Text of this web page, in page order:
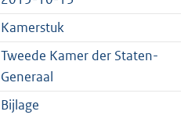
1
K
b
:
1
K
b
Kamerstuk
Tweede Kamer der Staten-
Generaal
Bijlage